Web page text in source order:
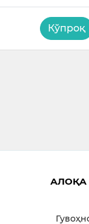
Кўпроқ
АЛОҚА